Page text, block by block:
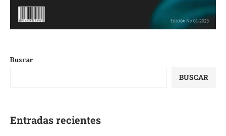
Buscar
BUSCAR
Entradas recientes